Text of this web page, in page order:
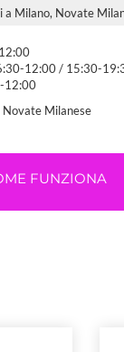
a Milano, Novate
12:00 / 15:30-
12:00
Milanese
FUNZIONA